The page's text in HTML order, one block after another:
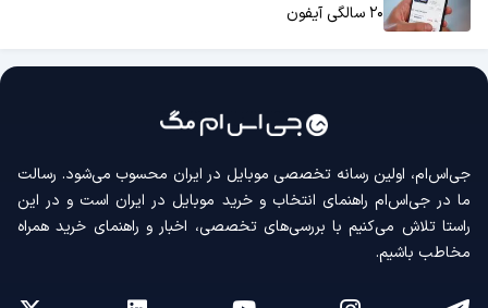
۲۰ سالگی آیفون
جی‌اس‌ام، اولین رسانه‌ تخصصی موبایل در ایران محسوب می‌شود. رسالت
ما در جی‌اس‌ام راهنمای انتخاب و خرید موبایل در ایران است و در این
راستا تلاش می‌کنیم با بررسی‌های تخصصی، اخبار و راهنمای خرید همراه
مخاطب باشیم.